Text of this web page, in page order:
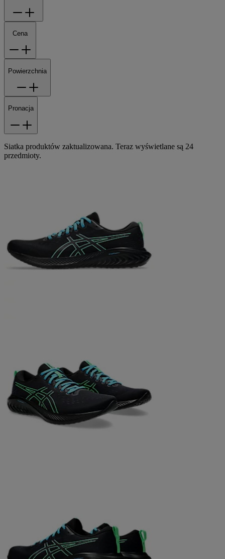
Cena
Powierzchnia
Pronacja
Siatka produktów zaktualizowana. Teraz wyświetlane są 24
przedmioty.